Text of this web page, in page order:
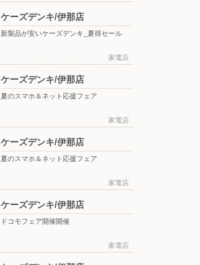
ケーズデンキ/伊那店
新製品が安いケーズデンキ_夏得セール
家電店
ケーズデンキ/伊那店
夏のスマホ＆ネット応援フェア
家電店
ケーズデンキ/伊那店
夏のスマホ＆ネット応援フェア
家電店
ケーズデンキ/伊那店
ドコモフェア開催開催
家電店